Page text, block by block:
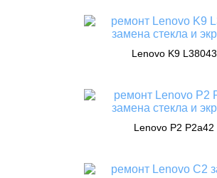
Lenovo K9 L38043
Lenovo P2 P2a42